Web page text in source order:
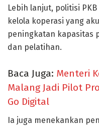
Lebih lanjut, politisi
kelola koperasi yang
peningkatan kapasitas
dan pelatihan.
Baca Juga: Menteri
Malang Jadi Pilot
Go Digital
Ia juga menekankan